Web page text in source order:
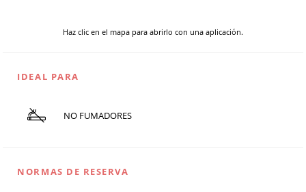
Haz clic en el mapa para abrirlo con una aplicación.
IDEAL PARA
NO FUMADORES
NORMAS DE RESERVA